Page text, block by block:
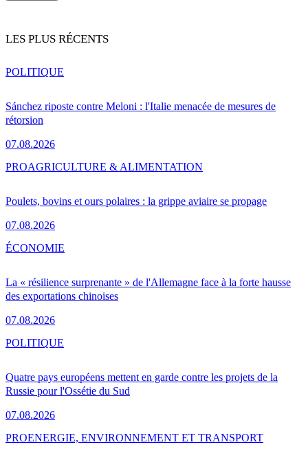
LES PLUS RÉCENTS
Sánchez riposte contre Meloni : l'Italie menacée de mesures de
rétorsion
07.08.2026
POLITIQUE
Poulets, bovins et ours polaires : la grippe aviaire se propage
07.08.2026
PROAGRICULTURE & ALIMENTATION
La « résilience surprenante » de l'Allemagne face à la forte hausse
des exportations chinoises
07.08.2026
ÉCONOMIE
Quatre pays européens mettent en garde contre les projets de la
Russie pour l'Ossétie du Sud
07.08.2026
POLITIQUE
PROENERGIE, ENVIRONNEMENT ET TRANSPORT